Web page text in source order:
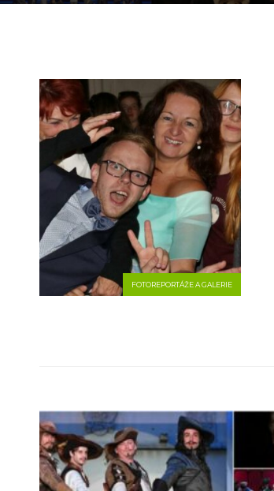
FOTOREPORTÁŽE A GALERIE